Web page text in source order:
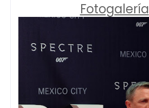
Fotogalería